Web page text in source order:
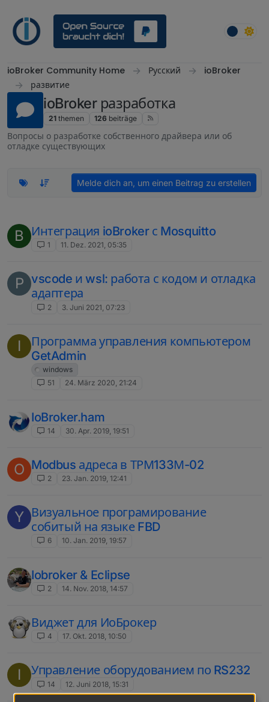
ioBroker Community Home Русский
ioBroker
развитие
ioBroker разработка
21 themen 126 beiträge
Вопросы о разработке собственного драйвера или об
отладке существующих
Melde dich an, um einen Beitrag zu erstellen
B Интеграция ioBroker с Mosquitto
1 11. Dez. 2021, 05:35
P vscode и wsl: работа с кодом и отладка
адаптера
2 3. Juni 2021, 07:23
I
Программа управления компьютером
GetAdmin
windows
51
24. März 2020, 21:24
IoBroker.ham
14 30. Apr. 2019, 19:51
O Modbus адреса в ТРМ133М-02
2 23. Jan. 2019, 12:41
Y Визуальное програмирование
собитый на языке FBD
6 10. Jan. 2019, 19:57
Iobroker & Eclipse
2 14. Nov. 2018, 14:57
Виджет для ИоБрокер
4 17. Okt. 2018, 10:50
I Управление оборудованием по RS232
14 12. Juni 2018, 15:31